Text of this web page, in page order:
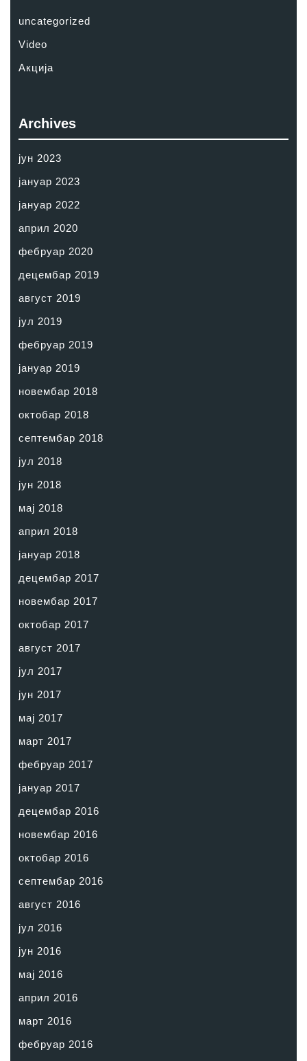
uncategorized
Video
Акција
Archives
јун 2023
јануар 2023
јануар 2022
април 2020
фебруар 2020
децембар 2019
август 2019
јул 2019
фебруар 2019
јануар 2019
новембар 2018
октобар 2018
септембар 2018
јул 2018
јун 2018
мај 2018
април 2018
јануар 2018
децембар 2017
новембар 2017
октобар 2017
август 2017
јул 2017
јун 2017
мај 2017
март 2017
фебруар 2017
јануар 2017
децембар 2016
новембар 2016
октобар 2016
септембар 2016
август 2016
јул 2016
јун 2016
мај 2016
април 2016
март 2016
фебруар 2016